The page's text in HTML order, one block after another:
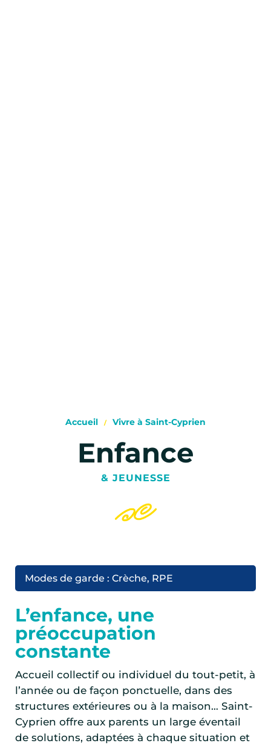
Accueil Vivre à Saint-Cyprien
Enfance
& JEUNESSE
Modes de garde : Crèche, RPE
L’enfance, une
préoccupation
constante
Accueil collectif ou individuel du tout-petit, à
l’année ou de façon ponctuelle, dans des
structures extérieures ou à la maison… Saint-
Cyprien offre aux parents un large éventail
de solutions, adaptées à chaque situation et